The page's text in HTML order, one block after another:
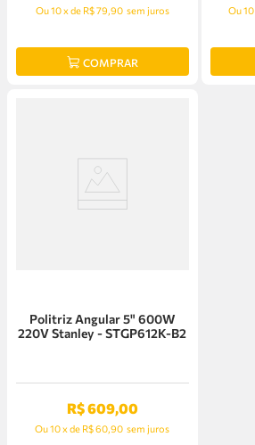
Ou10xde R$ 79,90 sem juros
COMPRAR
Ou10
Politriz Angular 5" 600W
220V Stanley - STGP612K-B2
R$609,00
Ou10xde R$ 60,90 sem juros